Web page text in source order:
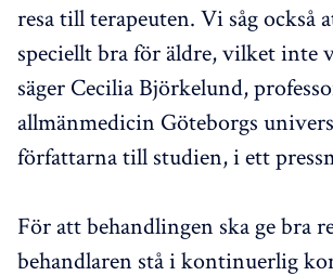
resa till terapeuten. Vi såg också
speciellt bra för äldre, vilket inte
säger Cecilia Björkelund,
allmänmedicin Göteborgs
författarna till studien, i ett
För att behandlingen ska ge bra
behandlaren stå i kontinuerlig